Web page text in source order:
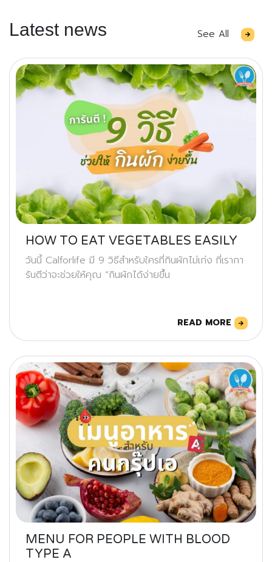
Latest news See All
HOW TO EAT VEGETABLES EASILY
วันนี้ Calforlife มี 9 วิธีสำหรับใครที่กินผักไม่เก่ง ที่เรากา
รันตีว่าจะช่วยให้คุณ “กินผักได้ง่ายขึ้น
READ MORE
MENU FOR PEOPLE WITH BLOOD
TYPE A